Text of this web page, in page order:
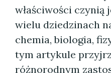
właściwości czynią
wielu dziedzinach
chemia, biologia,
tym artykule
różnorodnym